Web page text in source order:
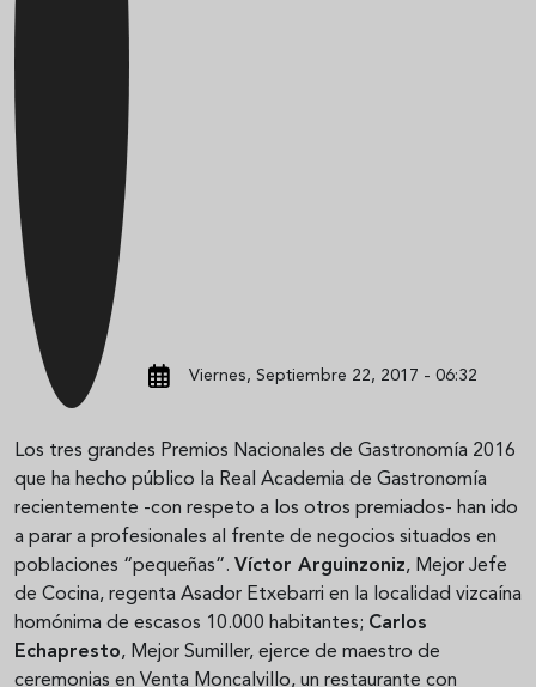
Viernes, Septiembre 22, 2017 - 06:32
Los tres grandes Premios Nacionales de Gastronomía 2016
que ha hecho público la Real Academia de Gastronomía
recientemente -con respeto a los otros premiados- han ido
a parar a profesionales al frente de negocios situados en
poblaciones “pequeñas”. Víctor Arguinzoniz, Mejor Jefe
de Cocina, regenta Asador Etxebarri en la localidad vizcaína
homónima de escasos 10.000 habitantes; Carlos
Echapresto, Mejor Sumiller, ejerce de maestro de
ceremonias en Venta Moncalvillo, un restaurante con